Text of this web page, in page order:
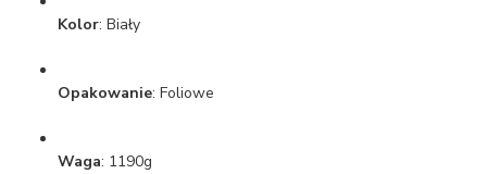
Kolor: Biały
Opakowanie: Foliowe
Waga: 1190g